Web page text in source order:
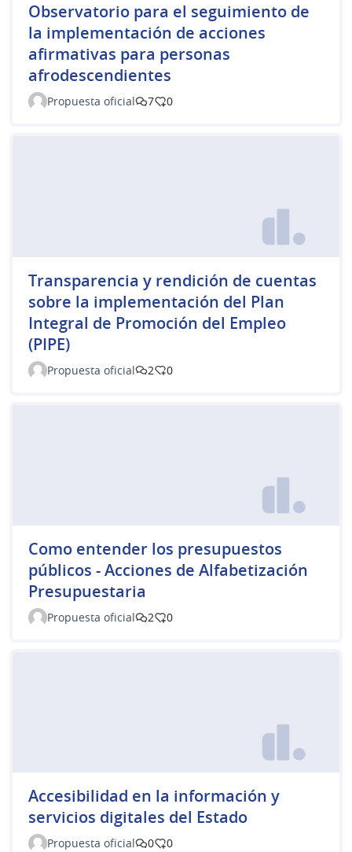
Observatorio para el seguimiento de
la implementación de acciones
afirmativas para personas
afrodescendientes
Propuesta oficial 7 0
Transparencia y rendición de cuentas
sobre la implementación del Plan
Integral de Promoción del Empleo
(PIPE)
Propuesta oficial 2 0
Como entender los presupuestos
públicos - Acciones de Alfabetización
Presupuestaria
Propuesta oficial 2 0
Accesibilidad en la información y
servicios digitales del Estado
Propuesta oficial 0 0